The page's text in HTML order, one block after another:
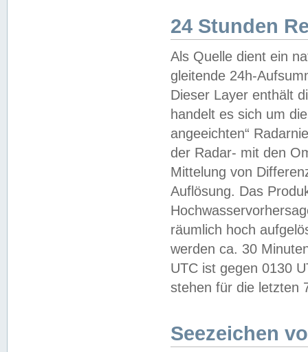
24 Stunden
Als Quelle dient ein
gleitende 24h-
Dieser Layer enthält
handelt es sich um
angeeichten“
der Radar- mit den
Mittelung von
Auflösung. Das
räumlich hoch
werden ca. 30
UTC ist gegen 0130
stehen für die letzten
Seezeichen